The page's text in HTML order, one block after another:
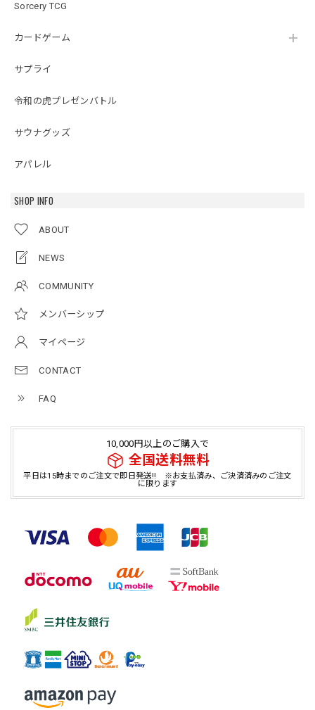
Sorcery TCG
カードゲーム
サプライ
令和の虎プレゼンバトル
サウナグッズ
アパレル
SHOP INFO
ABOUT
NEWS
COMMUNITY
メンバーシップ
マイページ
CONTACT
FAQ
10,000円以上のご購入で
全国送料無料
平日は15時までのご注文で即日発送!! ※お支払済み、ご決済済みのご注文
に限ります